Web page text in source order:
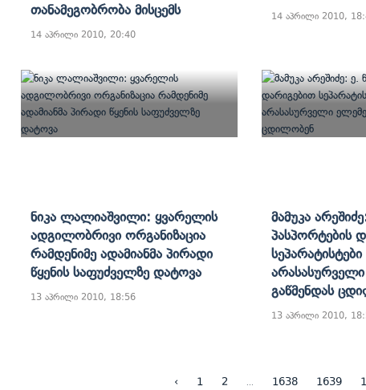
Თანამეგობრობა Მისცემს
14 აპრილი 2010, 20:40
14 აპრილი 2010,
Ნიკა Ლალიაშვილი: Ყვარელის
Ადგილობრივი Ორგანიზაცია
Რამდენიმე Ადამიანმა Პირადი
Წყენის Საფუძველზე Დატოვა
13 აპრილი 2010, 18:56
Მამუკა
Პასპორტების
Არასასურველი
Გაწმენდას
13 აპრილი 2010,
‹ 1 2 1638 1639